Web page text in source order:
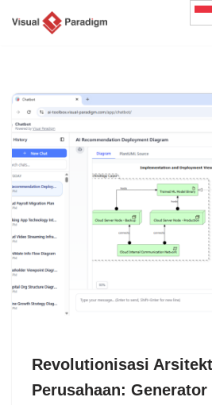
Revolutionisasi
Perusahaan: Generator